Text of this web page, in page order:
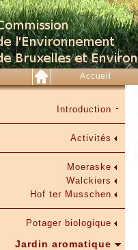
Accueil
Introduction
Activités
Moeraske
Walckiers
Hof ter Musschen
Potager biologique
Jardin aromatique